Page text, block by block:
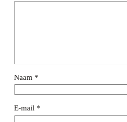
Naam *
E-mail *